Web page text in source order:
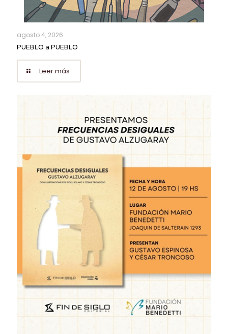
agosto 4, 2026
PUEBLO a PUEBLO
Leer más